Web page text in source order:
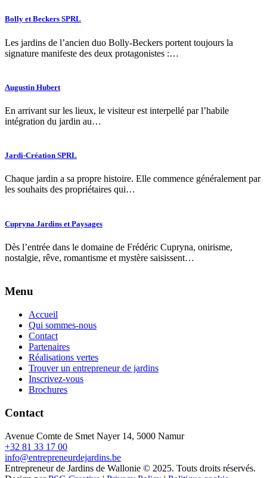
Bolly et Beckers SPRL
Les jardins de l’ancien duo Bolly-Beckers portent toujours la
signature manifeste des deux protagonistes :…
Augustin Hubert
En arrivant sur les lieux, le visiteur est interpellé par l’habile
intégration du jardin au…
Jardi-Création SPRL
Chaque jardin a sa propre histoire. Elle commence généralement par
les souhaits des propriétaires qui…
Cupryna Jardins et Paysages
Dès l’entrée dans le domaine de Frédéric Cupryna, onirisme,
nostalgie, rêve, romantisme et mystère saisissent…
Menu
Accueil
Qui sommes-nous
Contact
Partenaires
Réalisations vertes
Trouver un entrepreneur de jardins
Inscrivez-vous
Brochures
Contact
Avenue Comte de Smet Nayer 14, 5000 Namur
+32 81 33 17 00
info@entrepreneurdejardins.be
Entrepreneur de Jardins de Wallonie © 2025. Touts droits réservés.